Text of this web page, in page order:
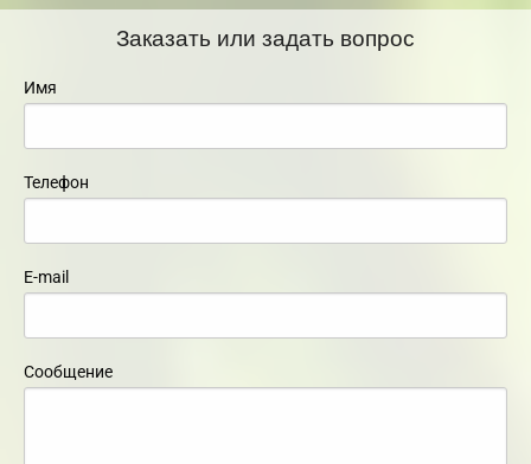
Заказать или задать вопрос
Имя
Телефон
E-mail
Сообщение